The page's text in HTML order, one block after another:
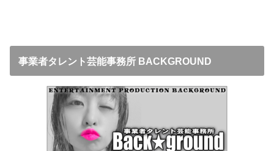
事業者タレント芸能事務所 BACKGROUND